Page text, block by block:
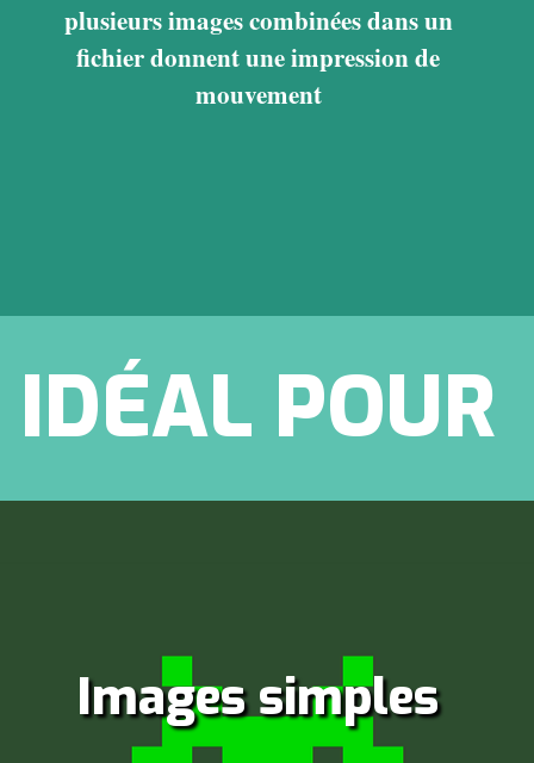
plusieurs images combinées dans un
fichier donnent une impression de
mouvement
IDÉAL POUR
Images simples